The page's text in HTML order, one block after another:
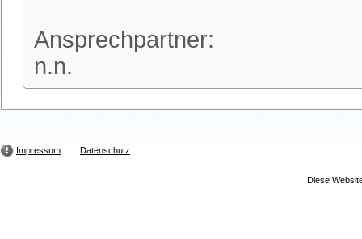
Ansprechpartner:
n.n.
Impressum Datenschutz
Diese